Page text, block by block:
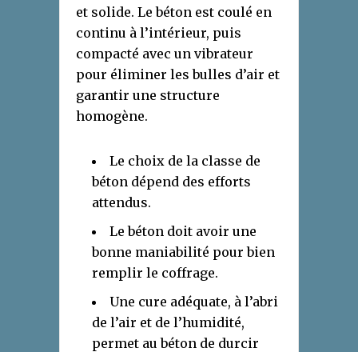
et solide. Le béton est coulé en
continu à l’intérieur, puis
compacté avec un vibrateur
pour éliminer les bulles d’air et
garantir une structure
homogène.
Le choix de la classe de
béton dépend des efforts
attendus.
Le béton doit avoir une
bonne maniabilité pour bien
remplir le coffrage.
Une cure adéquate, à l’abri
de l’air et de l’humidité,
permet au béton de durcir